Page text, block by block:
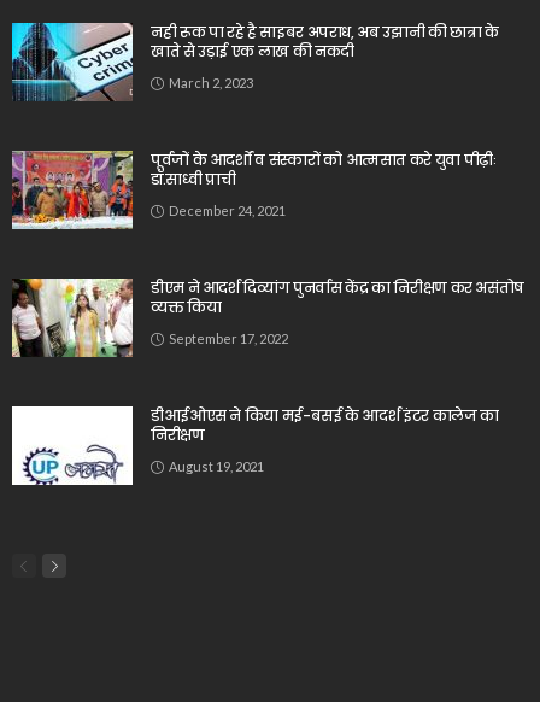
नही रूक पा रहे है साइबर अपराध, अब उझानी की छात्रा के
खाते से उड़ाई एक लाख की नकदी
March 2, 2023
पूर्वजों के आदर्शों व संस्कारों को आत्मसात करे युवा पीढ़ीः
डॉ.साध्वी प्राची
December 24, 2021
डीएम ने आदर्श दिव्यांग पुनर्वास केंद्र का निरीक्षण कर असंतोष
व्यक्त किया
September 17, 2022
डीआईओएस ने किया मई-बसई के आदर्श इंटर कालेज का
निरीक्षण
August 19, 2021